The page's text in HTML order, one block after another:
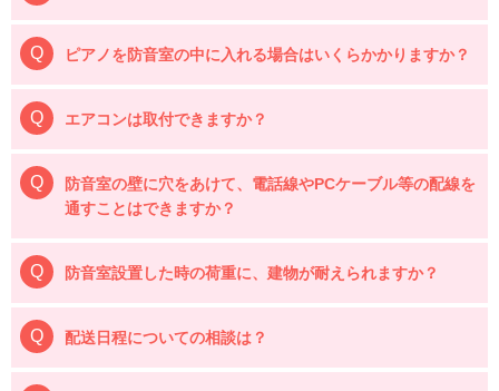
ピアノを防音室の中に入れる場合はいくらかかりますか？
エアコンは取付できますか？
防音室の壁に穴をあけて、電話線やPCケーブル等の配線を
通すことはできますか？
防音室設置した時の荷重に、建物が耐えられますか？
配送日程についての相談は？